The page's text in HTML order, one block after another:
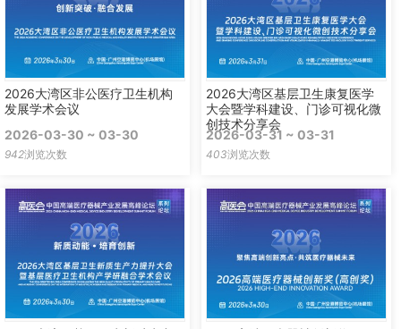
2026大湾区非公医疗卫生机构
发展学术会议
2026-03-30 ~ 03-30
942浏览次数
2026大湾区基层卫生康复医学
大会暨学科建设、门诊可视化微
创技术分享会
2026-03-31 ~ 03-31
403浏览次数